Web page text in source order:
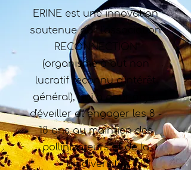
ERINE est une innovation
soutenue par l'association
RECONNECTION
(organisme à but non
lucratif reconnu d'intérêt
général), qui a pour objet
d'éveiller et engager les 8 -
18 ans au maintien des
pollinisateurs et de la
biodiversité.